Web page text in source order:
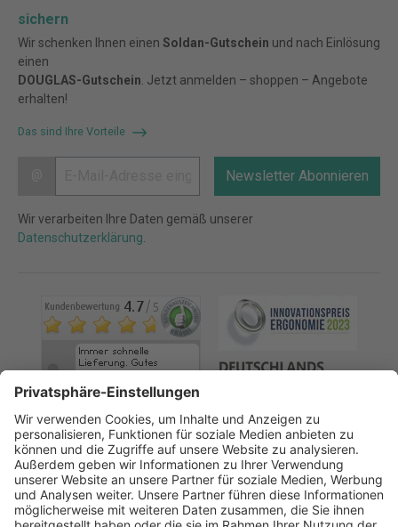
sichern
Wir schenken Ihnen einen Soldan-Gutschein und nach Einlösung
einen
DOUGLAS-Gutschein . Jetzt anmelden – shoppen – Angebote
erhalten!
Das sind Ihre Vorteile
Newsletter Abonnieren
Wir verarbeiten Ihre Daten gemäß unserer
Datenschutzerklärung